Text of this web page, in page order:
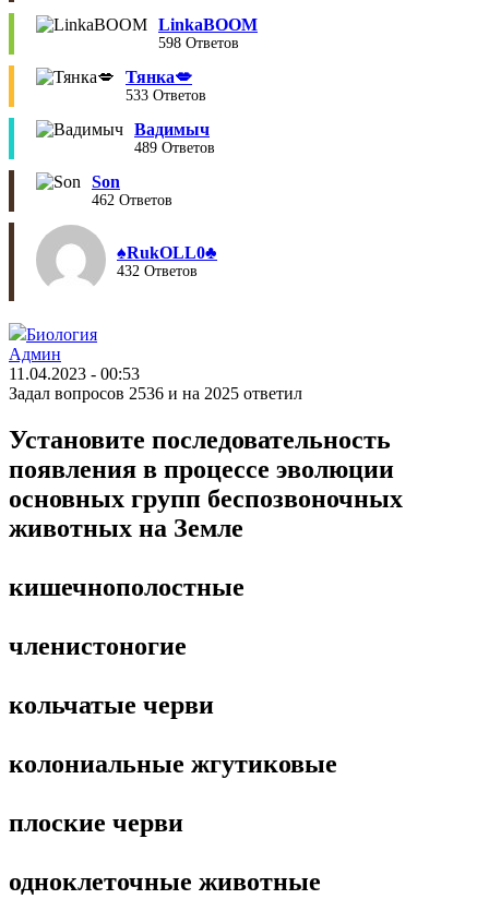
LinkaBOOM
598 Ответов
Тянка💋
533 Ответов
Вадимыч
489 Ответов
Son
462 Ответов
♠︎RukOLL0♣︎
432 Ответов
Биология
Админ
11.04.2023 - 00:53
Задал вопросов 2536 и на 2025 ответил
Установите последовательность
появления в процессе эволюции
основных групп беспозвоночных
животных на Земле
кишечнополостные
членистоногие
кольчатые черви
колониальные жгутиковые
плоские черви
одноклеточные животные